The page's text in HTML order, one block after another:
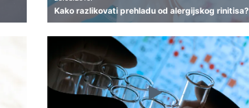
Kako razlikovati prehladu od alergijskog rinitisa?